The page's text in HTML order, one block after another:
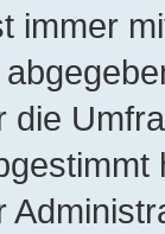
immer
die